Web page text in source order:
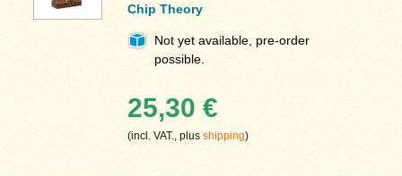
Chip Theory
Not yet available, pre-order
possible.
25,30 €
(incl. VAT., plusshipping)